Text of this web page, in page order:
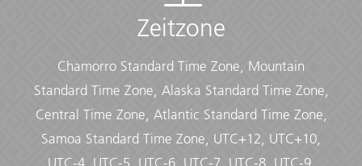
Zeitzone
Chamorro Standard Time Zone, Mountain
Standard Time Zone, Alaska Standard Time Zone,
Central Time Zone, Atlantic Standard Time Zone,
Samoa Standard Time Zone, UTC+12, UTC+10,